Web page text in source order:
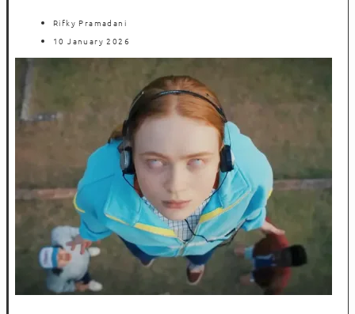
Rifky Pramadani
10 January 2026